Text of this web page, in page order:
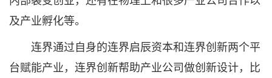
及产业孵化等。
连界通过自身的连界启辰资本和连界创新两个平
台赋能产业，连界创新帮助产业公司做创新设计，比